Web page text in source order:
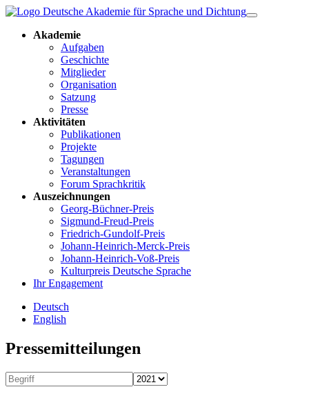
Akademie
Aufgaben
Geschichte
Mitglieder
Organisation
Satzung
Presse
Aktivitäten
Publikationen
Projekte
Tagungen
Veranstaltungen
Forum Sprachkritik
Auszeichnungen
Georg-Büchner-Preis
Sigmund-Freud-Preis
Friedrich-Gundolf-Preis
Johann-Heinrich-Merck-Preis
Johann-Heinrich-Voß-Preis
Kulturpreis Deutsche Sprache
Ihr Engagement
Deutsch
English
Presse­mitteilungen